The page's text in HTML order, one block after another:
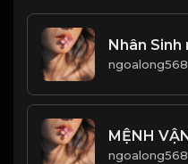
ngoalong568
ngoalong568